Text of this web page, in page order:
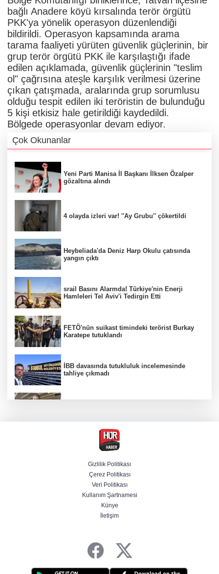
bağlı Anadere köyü kırsalında terör örgütü
PKK'ya yönelik operasyon düzenlendiği
bildirildi. Operasyon kapsamında arama
tarama faaliyeti yürüten güvenlik güçlerinin, bir
grup terör örgütü PKK ile karşılaştığı ifade
edilen açıklamada, güvenlik güçlerinin "teslim
ol" çağrısına ateşle karşılık verilmesi üzerine
çıkan çatışmada, aralarında grup sorumlusu
olduğu tespit edilen iki teröristin de bulunduğu
5 kişi etkisiz hale getirildiği kaydedildi.
Bölgede operasyonlar devam ediyor.
Çok Okunanlar
Yeni Parti Manisa İl Başkanı İlksen Özalper
gözaltına alındı
4 olayda izleri var! ''Ay Grubu'' çökertildi
Heybeliada'da Deniz Harp Okulu çatısında
yangın çıktı
srail Basını Alarmda! Türkiye'nin Enerji
Hamleleri Tel Aviv'i Tedirgin Etti
FETÖ'nün suikast timindeki terörist Burkay
Karatepe tutuklandı
İBB davasında tutukluluk incelemesinde
tahliye çıkmadı
MGK toplanıyor: Ana gündem Terörsüz
MGK toplantısı sona erdi, 8 maddelik bildiri
yayımlandı
Şehit aileleri ve gazilerin haklarına ilişkin
Gizlilik Politikası
Çerez Politikası
Veri Politikası
Kullanım Şartnamesi
Künye
İletişim